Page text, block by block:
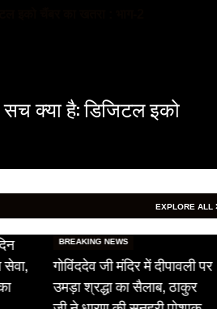
क्या है: डिजिटल इको
EXPLORE ALL
BREAKING NEWS
गोविंददेव जी मंदिर में दीपावली पर
उमड़ा श्रद्धा का सैलाब, ठाकुर